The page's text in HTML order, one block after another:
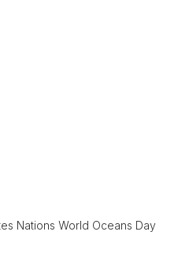
Nations World Oceans Day